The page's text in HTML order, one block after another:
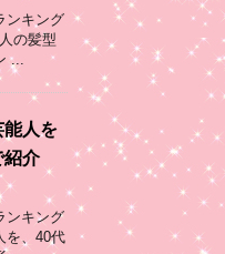
ンキング
の髪型
...
能人を
紹介
ンキング
を、40代